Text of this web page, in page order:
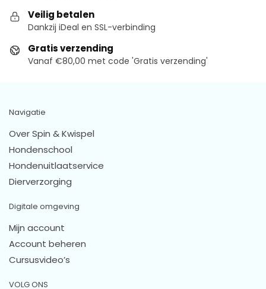
Veilig betalen
Dankzij iDeal en SSL-verbinding
Gratis verzending
Vanaf €80,00 met code 'Gratis verzending'
Navigatie
Over Spin & Kwispel
Hondenschool
Hondenuitlaatservice
Dierverzorging
Digitale omgeving
Mijn account
Account beheren
Cursusvideo’s
VOLG ONS